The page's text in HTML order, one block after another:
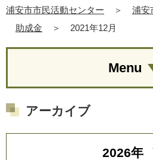
浦安市市民活動センター ＞ 浦安
助成金
＞ 2021年12月
Menu
アーカイブ
2026年